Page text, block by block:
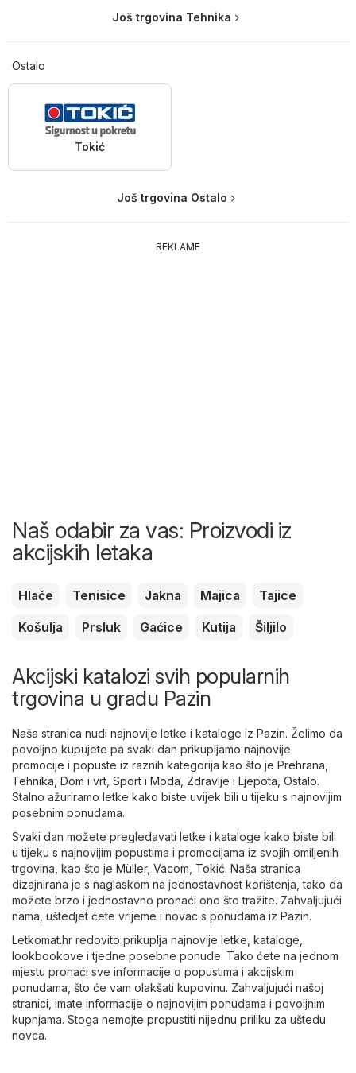
Još trgovina Tehnika
Ostalo
Tokić
Još trgovina Ostalo
REKLAME
Naš odabir za vas: Proizvodi iz
akcijskih letaka
Hlače Tenisice Jakna Majica
Tajice
Košulja
Prsluk Gaćice Kutija Šiljilo
Akcijski katalozi svih popularnih
trgovina u gradu Pazin
Naša stranica nudi najnovije letke i kataloge iz Pazin. Želimo da
povoljno kupujete pa svaki dan prikupljamo najnovije
promocije i popuste iz raznih kategorija kao što je Prehrana
Tehnika Dom i vrt Sport i Moda Zdravlje i Ljepota Ostalo.
Stalno ažuriramo letke kako biste uvijek bili u tijeku s najnovijim
posebnim ponudama.
Svaki dan možete pregledavati letke i kataloge kako biste bili
u tijeku s najnovijim popustima i promocijama iz svojih omiljenih
trgovina, kao što je Müller, Vacom Tokić. Naša stranica
dizajnirana je s naglaskom na jednostavnost korištenja, tako da
možete brzo i jednostavno pronaći ono što tražite. Zahvaljujući
nama, uštedjet ćete vrijeme i novac s ponudama iz Pazin.
Letkomat.hr redovito prikuplja najnovije letke, kataloge,
lookbookove i tjedne posebne ponude. Tako ćete na jednom
mjestu pronaći sve informacije o popustima i akcijskim
ponudama, što će vam olakšati kupovinu. Zahvaljujući našoj
stranici, imate informacije o najnovijim ponudama i povoljnim
kupnjama. Stoga nemojte propustiti nijednu priliku za uštedu
novca.